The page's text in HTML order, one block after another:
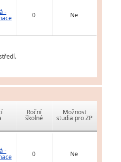
- 0 Ne
Roční
školné
Možnost
studia pro ZP
- 0 Ne